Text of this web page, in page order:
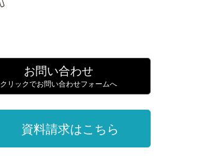
お問い合わせ
クリックでお問い合わせフォームへ
資料請求はこちら